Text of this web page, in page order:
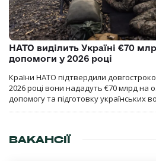
НАТО виділить Україні €70
допомоги у 2026 році
Країни НАТО підтвердили
2026 році вони нададуть €70 млрд на
допомогу та підготовку українських
ВАКАНСІЇ